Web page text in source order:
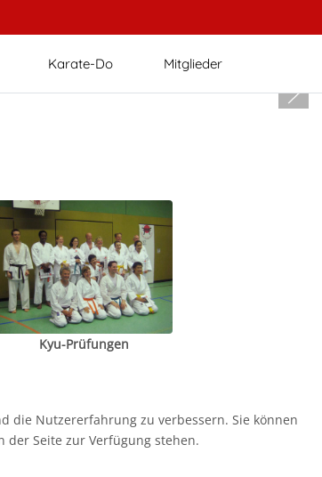
Karate-Do Mitglieder
Kyu-Prüfungen
die Nutzererfahrung zu verbessern. Sie können
der Seite zur Verfügung stehen.